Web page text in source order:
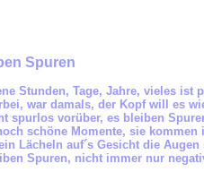
Spuren
Stunden, Tage, Jahre, vieles
war damals, der Kopf will es
spurlos vorüber, es bleiben
schöne Momente, sie
Lächeln auf´s Gesicht die Augen
Spuren, nicht immer nur